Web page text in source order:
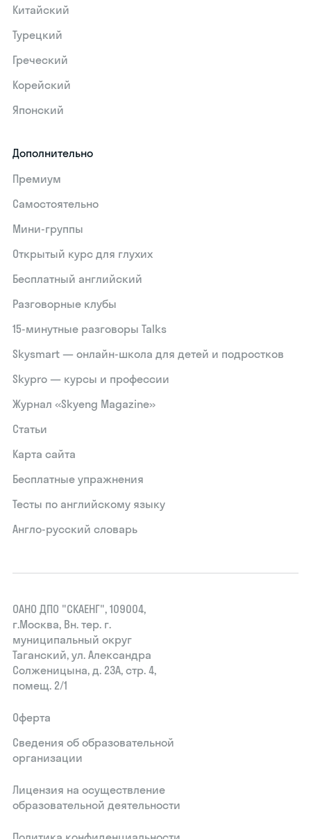
Китайский
Турецкий
Греческий
Корейский
Японский
Дополнительно
Премиум
Самостоятельно
Мини-группы
Открытый курс для глухих
Бесплатный английский
Разговорные клубы
15‑минутные разговоры Talks
Skysmart — онлайн-школа для детей и подростков
Skypro — курсы и профессии
Журнал «Skyeng Magazine»
Статьи
Карта сайта
Бесплатные упражнения
Тесты по английскому языку
Англо-русский словарь
ОАНО ДПО "СКАЕНГ", 109004,
г.Москва, Вн. тер. г.
муниципальный округ
Таганский, ул. Александра
Солженицына, д. 23А, стр. 4,
помещ. 2/1
Оферта
Сведения об образовательной
организации
Лицензия на осуществление
образовательной деятельности